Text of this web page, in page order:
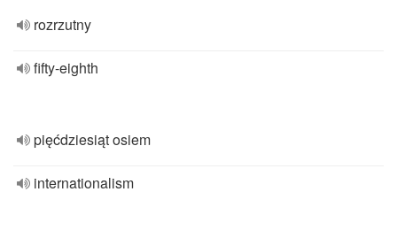
rozrzutny
fifty-eighth
pięćdziesiąt osiem
internationalism